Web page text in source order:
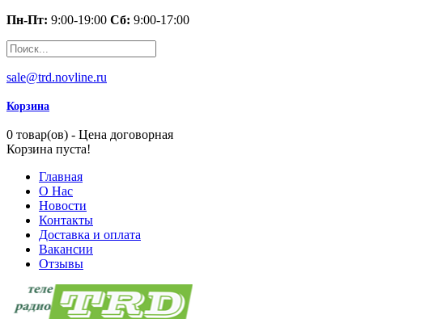
Пн-Пт: 9:00-19:00 Сб: 9:00-17:00
sale@trd.novline.ru
Корзина
0 товар(ов) - Цена договорная
Корзина пуста!
Главная
О Нас
Новости
Контакты
Доставка и оплата
Вакансии
Отзывы